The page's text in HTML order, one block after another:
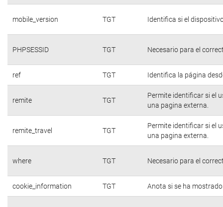
mobile_version TGT Identifica si el
PHPSESSID TGT Necesario para el
ref TGT Identifica la página
remite TGT
Permite identificar si el
una pagina externa.
remite_travel TGT
Permite identificar si el
una pagina externa.
where TGT Necesario para el
cookie_information TGT Anota si se ha